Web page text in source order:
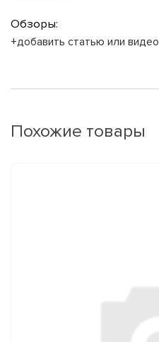
Обзоры:
+добавить статью или видео
Похожие товары